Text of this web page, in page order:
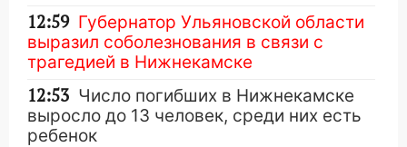
12:59 Губернатор Ульяновской области
выразил соболезнования в связи с
трагедией в Нижнекамске
12:53 Число погибших в Нижнекамске
выросло до 13 человек, среди них есть
ребенок